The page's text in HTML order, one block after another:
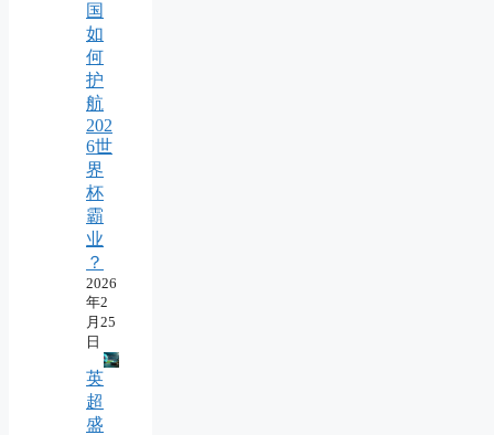
国
如
何
护
航
202
6世
界
杯
霸
业
？
2026
年2
月25
日
英
超
盛